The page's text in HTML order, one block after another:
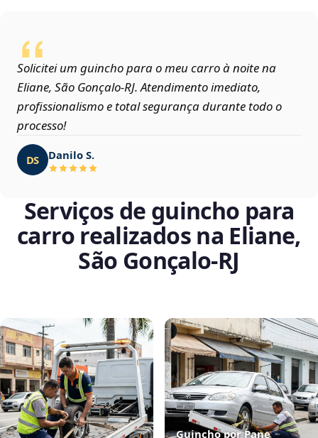
Solicitei um guincho para o meu carro à noite na
Eliane, São Gonçalo‑RJ. Atendimento imediato,
profissionalismo e total segurança durante todo o
processo!
DS Danilo S.
Serviços de guincho para
carro realizados na Eliane,
São Gonçalo‑RJ
Guincho por Pane